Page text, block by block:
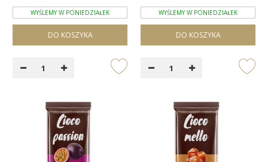
WYŚLEMY W PONIEDZIAŁEK
DO KOSZYKA
WYŚLEMY W PONIEDZIAŁEK
DO KOSZYKA